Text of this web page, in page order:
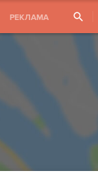
РЕКЛАМА